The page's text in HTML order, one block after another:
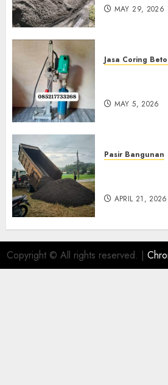
MAY 29, 2026
Jasa Coring
MAY 5, 2026
Pasir Bangunan
APRIL 21, 2026
Copyright © All rights reserved. |